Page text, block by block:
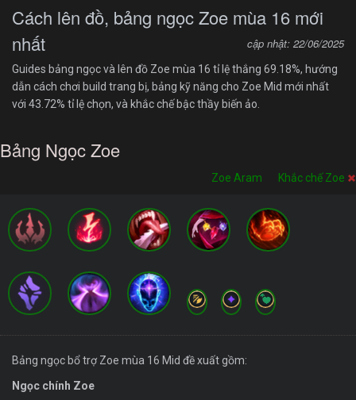
Cách lên đồ, bảng ngọc Zoe mùa 16 mới
nhất
cập nhật: 22/06/2025
Guides bảng ngọc và lên đồ Zoe mùa 16 tỉ lệ thắng 69.18%, hướng
dẫn cách chơi build trang bị, bảng kỹ năng cho Zoe Mid mới nhất
với 43.72% tỉ lệ chọn, và khắc chế bậc thầy biến ảo.
Bảng Ngọc Zoe
Khắc chế Zoe
Zoe Aram
Bảng ngọc bổ trợ Zoe mùa 16 Mid đề xuất gồm:
Ngọc chính Zoe